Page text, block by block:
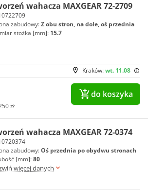
wahacza MAXGEAR 72-2709
zabudowy:Z obu stron, na dole, oś przednia
stożka [mm]: 15.7
Kraków:wt. 11.08
zł
do koszyka
wahacza MAXGEAR 72-0374
zabudowy:Oś przednia po obydwu stronach
[mm]:80
więcej danych